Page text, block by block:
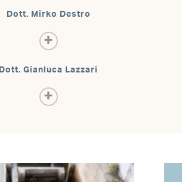
Dott. Mirko Destro
Dott. Gianluca Lazzari